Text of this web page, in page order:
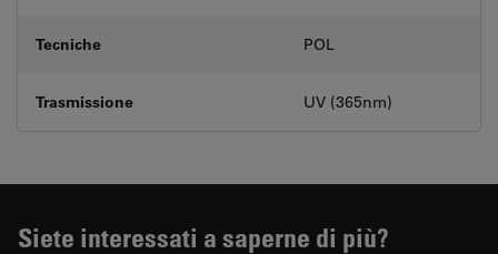
Tecniche POL
Trasmissione UV (365nm)
Siete interessati a saperne di più?